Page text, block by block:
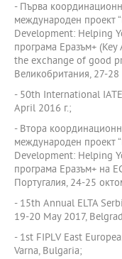
- Първа
международен проект
Development: Helping
програма Еразъм+
the exchange of good
Великобритания, 27-28
- 50th International
April 2016 г.;
- Втора
международен проект
Development: Helping
програма Еразъм+ на
Португалия, 24-25
- 15th Annual ELTA
19-20 May 2017,
- 1st FIPLV East
Varna, Bulgaria;